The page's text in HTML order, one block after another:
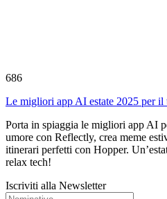
686
Le migliori app AI estate 2025 per il
Porta in spiaggia le migliori app AI
umore con Reflectly, crea meme
itinerari perfetti con Hopper.
relax tech!
Iscriviti alla Newsletter